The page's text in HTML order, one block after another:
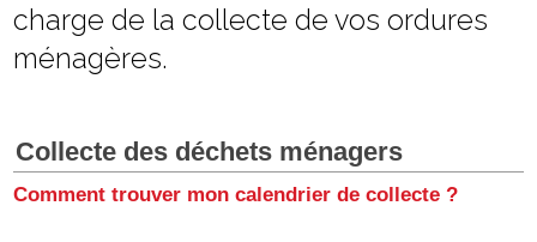
charge de la collecte de vos ordures
ménagères.
Collecte des déchets ménagers
Comment trouver mon calendrier de collecte ?